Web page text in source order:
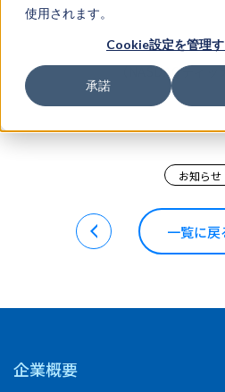
使用されます。
Cookie設定を管理
承諾
（コー
（NASDAQティ
お知らせ
一覧に戻
企業概要